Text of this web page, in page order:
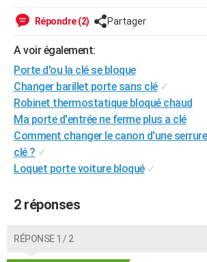
Alimentation
Guide de la santé
Maladies
Médicaments
Sommeil
VOYAGE
Destinations
City break
Voyage nature
Voyage de noces
Forum
Climat
PHOTO
GUIDES D'ACHAT
BONS PLANS
CARTE DE VOEUX
Carte de Noël
Carte Bonne année
Carte Saint-Valentin
Carte Pâques
Carte d'anniversaire
DICTIONNAIRE
COPAINS D'AVANT
S'inscrire
Se connecter
Lycées
Collèges
Primaires
Universités
Entreprises
Service militaire
Avis de recherche
AVIS DE DÉCÈS
Répondre (2) Partager
A voir également:
Porte d'ou la clé se bloque
Changer barillet porte sans clé ✓
Robinet thermostatique bloqué chaud
Ma porte d'entrée ne ferme plus a clé
Comment changer le canon d'une
clé ? ✓
Loquet porte voiture bloqué ✓
2 réponses
RÉPONSE 1 / 2